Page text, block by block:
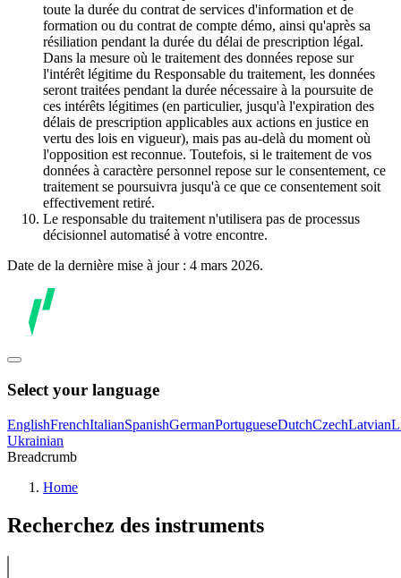
toute la durée du contrat de services d'information et de
formation ou du contrat de compte démo, ainsi qu'après sa
résiliation pendant la durée du délai de prescription légal.
Dans la mesure où le traitement des données repose sur
l'intérêt légitime du Responsable du traitement, les données
seront traitées pendant la durée nécessaire à la poursuite de
ces intérêts légitimes (en particulier, jusqu'à l'expiration des
délais de prescription applicables aux actions en justice en
vertu des lois en vigueur), mais pas au-delà du moment où
l'opposition est reconnue. Toutefois, si le traitement de vos
données à caractère personnel repose sur le consentement, ce
traitement se poursuivra jusqu'à ce que ce consentement soit
effectivement retiré.
Le responsable du traitement n'utilisera pas de processus
décisionnel automatisé à votre encontre.
Date de la dernière mise à jour : 4 mars 2026.
Select your language
EnglishFrenchItalianSpanishGermanPortugueseDutchCzechLatvian
Ukrainian
Breadcrumb
Home
Recherchez des instruments